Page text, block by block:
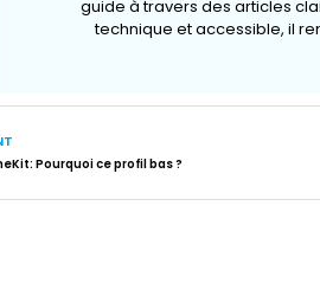
guide à travers des articles
technique et accessible, il
Pourquoi ce profil bas ?